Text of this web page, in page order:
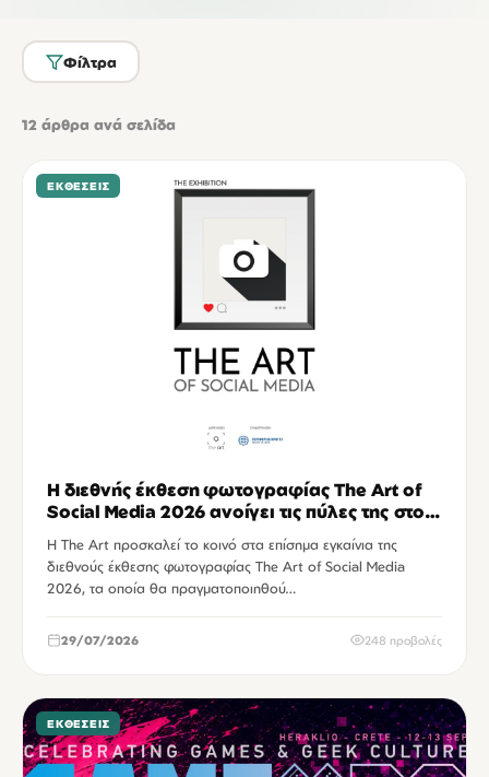
Φίλτρα
12 άρθρα ανά σελίδα
ΕΚΘΈΣΕΙΣ
Η διεθνής έκθεση φωτογραφίας The Art of
Social Media 2026 ανοίγει τις πύλες της στο
Η The Art προσκαλεί το κοινό στα επίσημα εγκαίνια της
διεθνούς έκθεσης φωτογραφίας The Art of Social Media
2026, τα οποία θα πραγματοποιηθού…
29/07/2026 248 προβολές
ΕΚΘΈΣΕΙΣ